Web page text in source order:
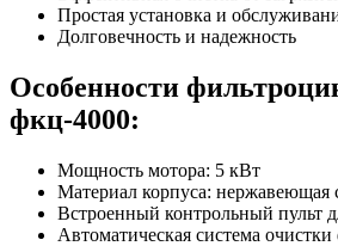
Простая установка и
Долговечность и надежность
Особенности
фкц-4000:
Мощность мотора: 5 кВт
Материал корпуса: нержавеющая
Встроенный контрольный пульт
Автоматическая система очистки